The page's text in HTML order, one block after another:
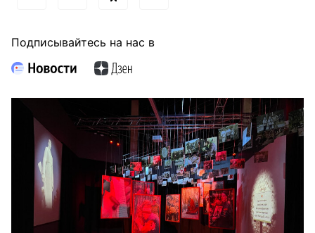
Подписывайтесь на нас в